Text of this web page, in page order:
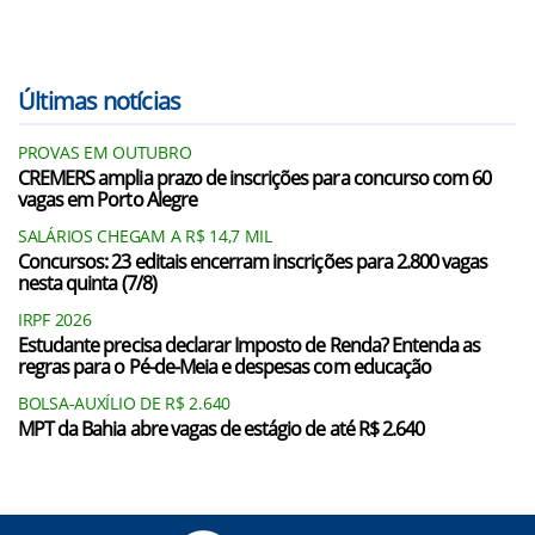
Últimas notícias
PROVAS EM OUTUBRO
CREMERS amplia prazo de inscrições para concurso com 60
vagas em Porto Alegre
SALÁRIOS CHEGAM A R$ 14,7 MIL
Concursos: 23 editais encerram inscrições para 2.800 vagas
nesta quinta (7/8)
IRPF 2026
Estudante precisa declarar Imposto de Renda? Entenda as
regras para o Pé-de-Meia e despesas com educação
BOLSA-AUXÍLIO DE R$ 2.640
MPT da Bahia abre vagas de estágio de até R$ 2.640